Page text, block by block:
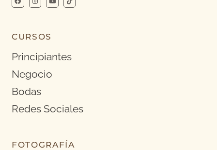
CURSOS
Principiantes
Negocio
Bodas
Redes Sociales
FOTOGRAFÍA